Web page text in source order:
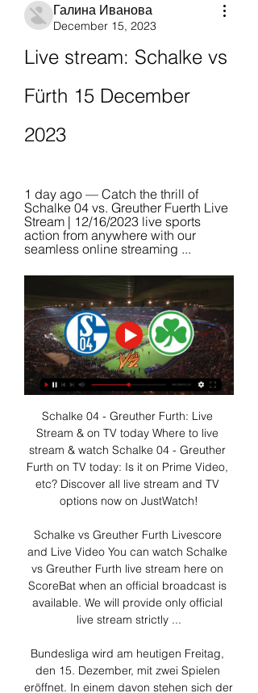
Галина Иванова
December 15, 2023
Live stream: Schalke vs
Fürth 15 December
2023
1 day ago — Catch the thrill of
Schalke 04 vs. Greuther Fuerth Live
Stream | 12/16/2023 live sports
action from anywhere with our
seamless online streaming ...
Schalke 04 - Greuther Furth: Live
Stream & on TV today Where to live
stream & watch Schalke 04 - Greuther
Furth on TV today: Is it on Prime Video,
etc? Discover all live stream and TV
options now on JustWatch!
Schalke vs Greuther Furth Livescore
and Live Video You can watch Schalke
vs Greuther Furth live stream here on
ScoreBat when an official broadcast is
available. We will provide only official
live stream strictly ...
Bundesliga wird am heutigen Freitag,
den 15. Dezember, mit zwei Spielen
eröffnet. In einem davon stehen sich der